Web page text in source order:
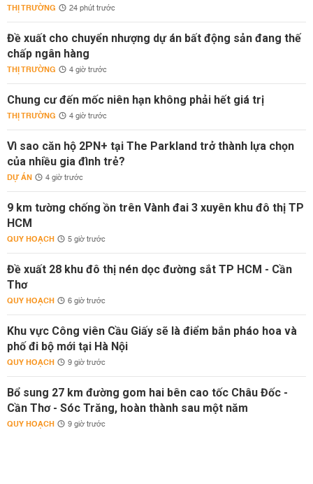
THỊ TRƯỜNG 24 phút trước
Đề xuất cho chuyển nhượng dự án bất động sản đang thế
chấp ngân hàng
THỊ TRƯỜNG 4 giờ trước
Chung cư đến mốc niên hạn không phải hết giá trị
THỊ TRƯỜNG 4 giờ trước
Vì sao căn hộ 2PN+ tại The Parkland trở thành lựa chọn
của nhiều gia đình trẻ?
DỰ ÁN 4 giờ trước
9 km tường chống ồn trên Vành đai 3 xuyên khu đô thị TP
HCM
QUY HOẠCH 5 giờ trước
Đề xuất 28 khu đô thị nén dọc đường sắt TP HCM - Cần
Thơ
QUY HOẠCH 6 giờ trước
Khu vực Công viên Cầu Giấy sẽ là điểm bắn pháo hoa và
phố đi bộ mới tại Hà Nội
QUY HOẠCH 9 giờ trước
Bổ sung 27 km đường gom hai bên cao tốc Châu Đốc -
Cần Thơ - Sóc Trăng, hoàn thành sau một năm
QUY HOẠCH 9 giờ trước